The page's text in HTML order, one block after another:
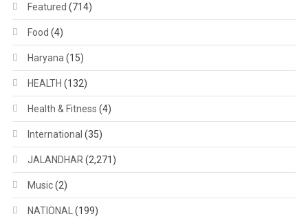
Featured (714)
Food (4)
Haryana(15)
HEALTH (132)
Health & Fitness (4)
International (35)
JALANDHAR(2,271)
Music(2)
NATIONAL(199)